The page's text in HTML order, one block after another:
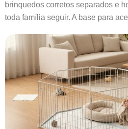
brinquedos corretos separados e
toda família seguir. A base para